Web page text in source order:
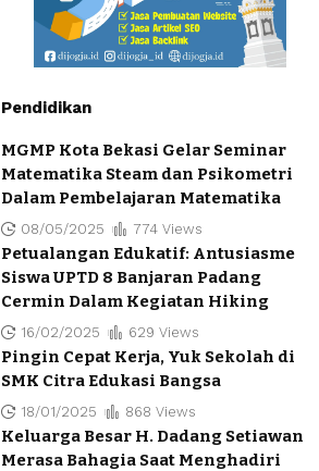
Pendidikan
MGMP Kota Bekasi Gelar Seminar
Matematika Steam dan Psikometri
Dalam Pembelajaran Matematika
08/05/2025 774 Views
Petualangan Edukatif: Antusiasme
Siswa UPTD 8 Banjaran Padang
Cermin Dalam Kegiatan Hiking
16/02/2025 629 Views
Pingin Cepat Kerja, Yuk Sekolah di
SMK Citra Edukasi Bangsa
18/01/2025 868 Views
Keluarga Besar H. Dadang Setiawan
Merasa Bahagia Saat Menghadiri